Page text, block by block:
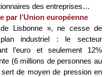
des entreprises…
par l’Union européenne
Lisbonne », ne cesse de
industriel : le secteur
l’euro et seulement 12%
(6 millions de personnes au
de moyen de pression en